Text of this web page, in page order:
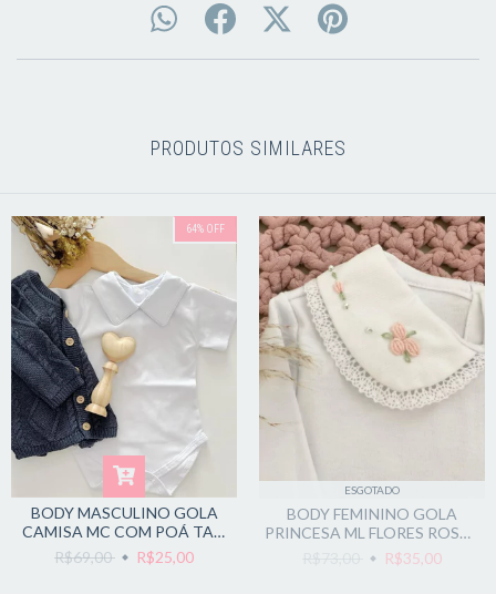
PRODUTOS SIMILARES
64% OFF
BODY MASCULINO GOLA
CAMISA MC COM POÁ TAM
1
R$69,00 R$25,00
ESGOTADO
BODY FEMININO GOLA
PRINCESA ML FLORES ROSAS
TAM P
R$73,00 R$35,00